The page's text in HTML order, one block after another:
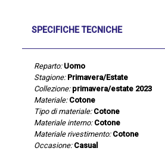
SPECIFICHE TECNICHE
Reparto: Uomo
Stagione: Primavera/Estate
Collezione: primavera/estate 2023
Materiale: Cotone
Tipo di materiale: Cotone
Materiale interno: Cotone
Materiale rivestimento: Cotone
Occasione: Casual